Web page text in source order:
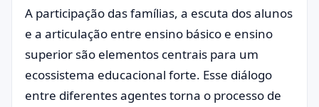
A participação das famílias, a escuta dos alunos
e a articulação entre ensino básico e ensino
superior são elementos centrais para um
ecossistema educacional forte. Esse diálogo
entre diferentes agentes torna o processo de